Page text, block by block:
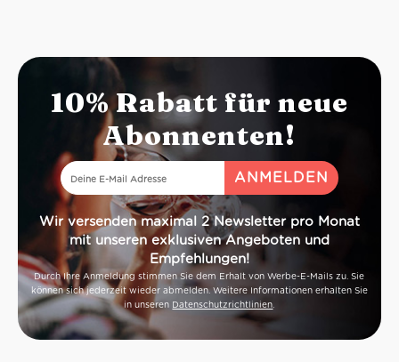
10% Rabatt für neue
Abonnenten!
Wir versenden maximal 2 Newsletter pro Monat
mit unseren exklusiven Angeboten und
Empfehlungen!
Durch Ihre Anmeldung stimmen Sie dem Erhalt von Werbe-E-Mails zu. Sie
können sich jederzeit wieder abmelden. Weitere Informationen erhalten Sie
in unseren Datenschutzrichtlinien